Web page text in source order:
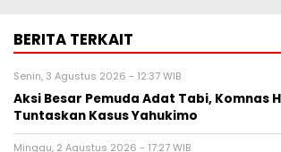
BERITA TERKAIT
Senin, 3 Agustus 2026 - 12:37 WIB
Aksi Besar Pemuda Adat Tabi, Komnas
Tuntaskan Kasus Yahukimo
Minggu, 2 Agustus 2026 - 17:27 WIB